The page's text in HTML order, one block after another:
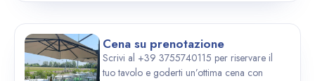
Cena su prenotazione
Scrivi al +39 3755740115 per riservare il
tuo tavolo e goderti un’ottima cena con